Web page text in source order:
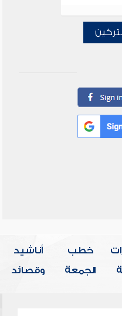
خطب
الجمعة
أناشيد
وقصائد